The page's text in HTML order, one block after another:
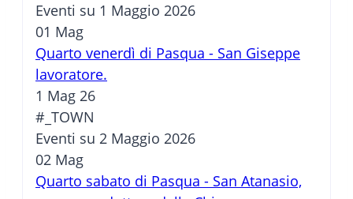
Eventi su 1 Maggio 2026
01 Mag
Quarto venerdì di Pasqua - San Giseppe
lavoratore.
1 Mag 26
#_TOWN
Eventi su 2 Maggio 2026
02 Mag
Quarto sabato di Pasqua - San Atanasio,